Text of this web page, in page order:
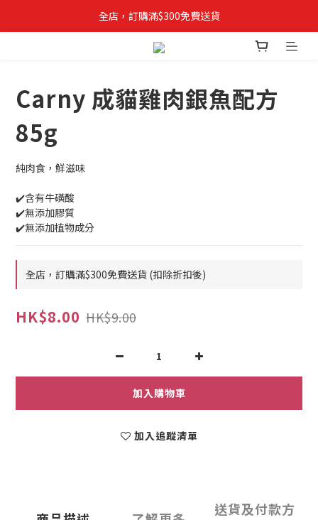
全店，訂購滿$300免費送貨
✨立即登記成為VIPETS會員📝購物儲積分, 積分當錢用
Carny 成貓雞肉銀魚配方
85g
純肉食，鮮滋味
✔️含有牛磺酸
✔️無添加膠質
✔️無添加植物成分
全店，訂購滿$300免費送貨 (扣除折扣後)
HK$8.00 HK$9.00
加入購物車
加入追蹤清單
送貨及付款方